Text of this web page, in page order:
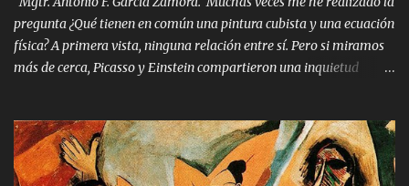
pregunta ¿Qué tienen en común una pintura cubista y una ecuación
física? A primera vista, ninguna relación entre sí. Pero si miramos
más de cerca, Picasso y Einstein compartieron una inquietud
directa o intuitiva) en el universo fascinante de la cuarta
dimensión y la geometría no euclidiana. La ruptura del espacio:
más allá de Euclides. Durante siglos, todo en nuestro mundo: las